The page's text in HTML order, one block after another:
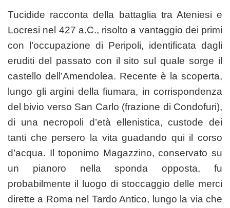
Tucidide racconta della battaglia tra Ateniesi e
Locresi nel 427 a.C., risolto a vantaggio dei primi
con l’occupazione di Peripoli, identificata dagli
eruditi del passato con il sito sul quale sorge il
castello dell’Amendolea. Recente è la scoperta,
lungo gli argini della fiumara, in corrispondenza
del bivio verso San Carlo (frazione di Condofuri),
di una necropoli d’età ellenistica, custode dei
tanti che persero la vita guadando qui il corso
d’acqua. Il toponimo Magazzino, conservato su
un pianoro nella sponda opposta, fu
probabilmente il luogo di stoccaggio delle merci
dirette a Roma nel Tardo Antico, lungo la via che